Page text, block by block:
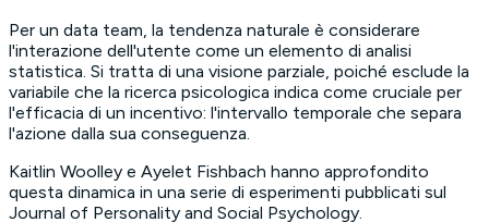
Per un data team, la tendenza naturale è considerare
l'interazione dell'utente come un elemento di analisi
statistica. Si tratta di una visione parziale, poiché esclude la
variabile che la ricerca psicologica indica come cruciale per
l'efficacia di un incentivo: l'intervallo temporale che separa
l'azione dalla sua conseguenza.
Kaitlin Woolley e Ayelet Fishbach hanno approfondito
questa dinamica in una serie di esperimenti pubblicati sul
Journal of Personality and Social Psychology.